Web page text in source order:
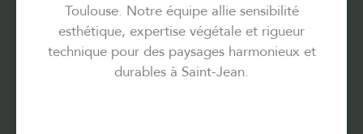
Toulouse. Notre équipe allie sensibilité
esthétique, expertise végétale et rigueur
technique pour des paysages harmonieux et
durables à Saint-Jean.